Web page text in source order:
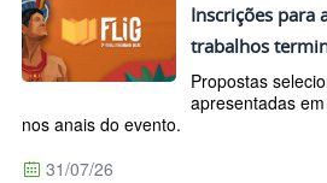
Inscrições para
trabalhos
Propostas
apresentadas
nos anais do evento.
31/07/26